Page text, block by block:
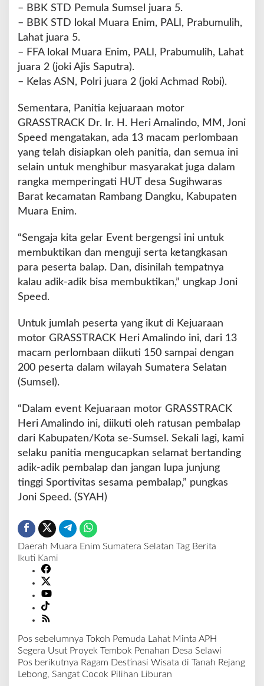
– BBK STD Pemula Sumsel juara 5.
– BBK STD lokal Muara Enim, PALI, Prabumulih,
Lahat juara 5.
– FFA lokal Muara Enim, PALI, Prabumulih, Lahat
juara 2 (joki Ajis Saputra).
– Kelas ASN, Polri juara 2 (joki Achmad Robi).
Sementara, Panitia kejuaraan motor
GRASSTRACK Dr. Ir. H. Heri Amalindo, MM, Joni
Speed mengatakan, ada 13 macam perlombaan
yang telah disiapkan oleh panitia, dan semua ini
selain untuk menghibur masyarakat juga dalam
rangka memperingati HUT desa Sugihwaras
Barat kecamatan Rambang Dangku, Kabupaten
Muara Enim.
“Sengaja kita gelar Event bergengsi ini untuk
membuktikan dan menguji serta ketangkasan
para peserta balap. Dan, disinilah tempatnya
kalau adik-adik bisa membuktikan,” ungkap Joni
Speed.
Untuk jumlah peserta yang ikut di Kejuaraan
motor GRASSTRACK Heri Amalindo ini, dari 13
macam perlombaan diikuti 150 sampai dengan
200 peserta dalam wilayah Sumatera Selatan
(Sumsel).
“Dalam event Kejuaraan motor GRASSTRACK
Heri Amalindo ini, diikuti oleh ratusan pembalap
dari Kabupaten/Kota se-Sumsel. Sekali lagi, kami
selaku panitia mengucapkan selamat bertanding
adik-adik pembalap dan jangan lupa junjung
tinggi Sportivitas sesama pembalap,” pungkas
Joni Speed. (SYAH)
Daerah Muara Enim Sumatera Selatan Tag Berita
Ikuti Kami
N
a
v
Pos sebelumnya Tokoh Pemuda Lahat Minta APH
Segera Usut Proyek Tembok Penahan Desa Selawi
Pos berikutnya Ragam Destinasi Wisata di Tanah Rejang
Lebong, Sangat Cocok Pilihan Liburan